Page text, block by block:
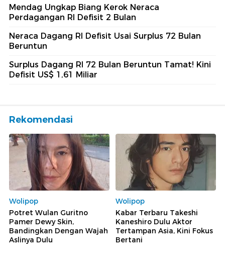
Mendag Ungkap Biang Kerok Neraca
Perdagangan RI Defisit 2 Bulan
Neraca Dagang RI Defisit Usai Surplus 72 Bulan
Beruntun
Surplus Dagang RI 72 Bulan Beruntun Tamat! Kini
Defisit US$ 1,61 Miliar
Rekomendasi
Wolipop
Potret Wulan Guritno
Pamer Dewy Skin,
Bandingkan Dengan Wajah
Aslinya Dulu
Wolipop
Kabar Terbaru Takeshi
Kaneshiro Dulu Aktor
Tertampan Asia, Kini Fokus
Bertani